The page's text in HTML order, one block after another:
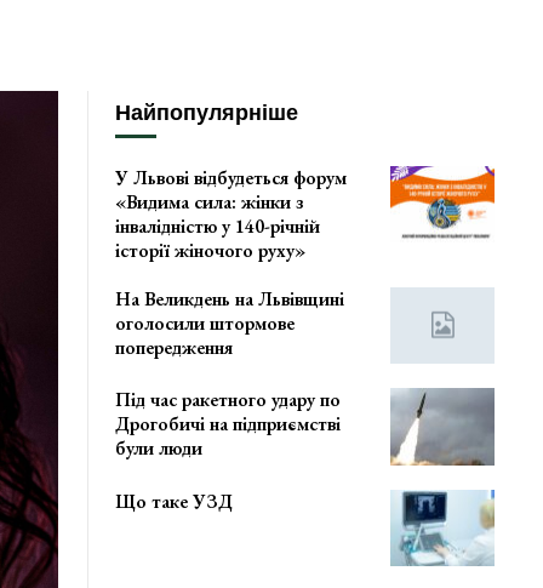
Найпопулярніше
У Львові відбудеться форум
«Видима сила: жінки з
інвалідністю у 140-річній
історії жіночого руху»
На Великдень на Львівщині
оголосили штормове
попередження
Під час ракетного удару по
Дрогобичі на підприємстві
були люди
Що таке УЗД